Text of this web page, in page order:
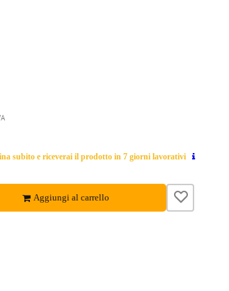
subito e riceverai il prodotto in 7 giorni lavorativi
Aggiungi al carrello